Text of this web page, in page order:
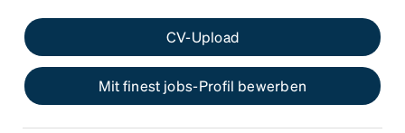
CV-Upload
Mit finest jobs-Profil bewerben